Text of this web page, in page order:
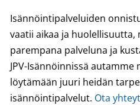
Isännöintipalveluiden
vaatii aikaa ja
parempana palveluna ja
JPV-Isännöinnissä
löytämään juuri heidän
isännöintipalvelut. Ota